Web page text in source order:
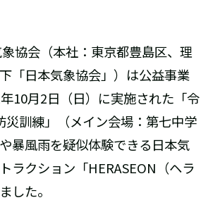
協会（本社：東京都豊島区、理
「日本気象協会」）は公益事業
10月2日（日）に実施された「令
災訓練」（メイン会場：第七中学
暴風雨を疑似体験できる日本気
ラクション「HERASEON（ヘラ
した。